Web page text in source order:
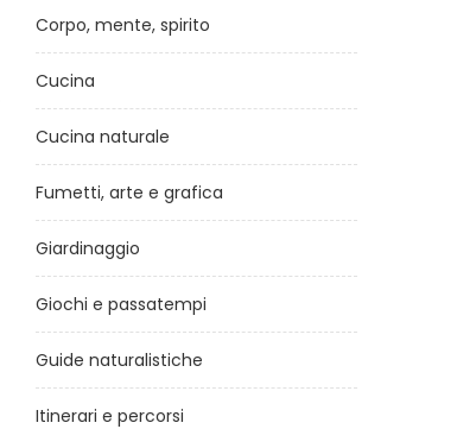
Corpo, mente, spirito
Cucina
Cucina naturale
Fumetti, arte e grafica
Giardinaggio
Giochi e passatempi
Guide naturalistiche
Itinerari e percorsi